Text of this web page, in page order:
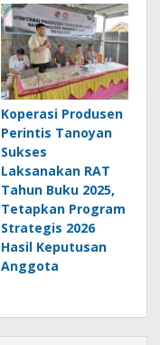
Koperasi Produsen
Perintis Tanoyan
Sukses
Laksanakan RAT
Tahun Buku 2025,
Tetapkan Program
Strategis 2026
Hasil Keputusan
Anggota